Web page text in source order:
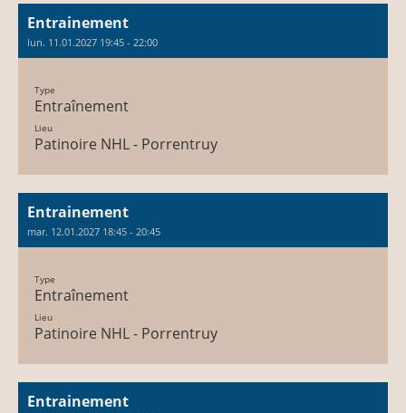
Entrainement
lun. 11.01.2027 19:45 - 22:00
Type
Entraînement
Lieu
Patinoire NHL - Porrentruy
Entrainement
mar. 12.01.2027 18:45 - 20:45
Type
Entraînement
Lieu
Patinoire NHL - Porrentruy
Entrainement